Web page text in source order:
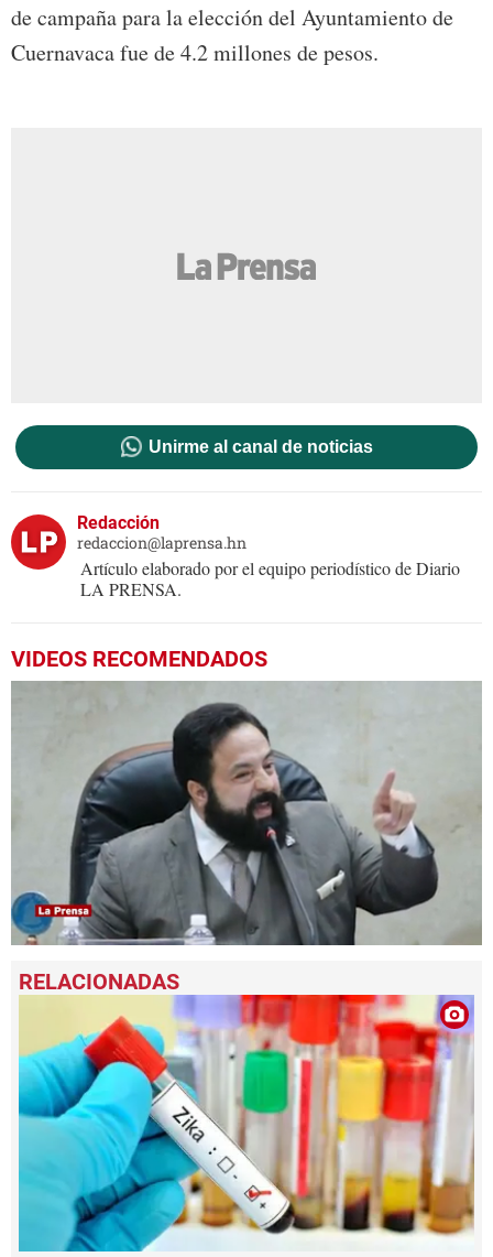
de campaña para la elección del Ayuntamiento de
Cuernavaca fue de 4.2 millones de pesos.
Unirme al canal de noticias
Redacción
redaccion@laprensa.hn
Artículo elaborado por el equipo periodístico de Diario
LA PRENSA.
VIDEOS RECOMENDADOS
seconds
of